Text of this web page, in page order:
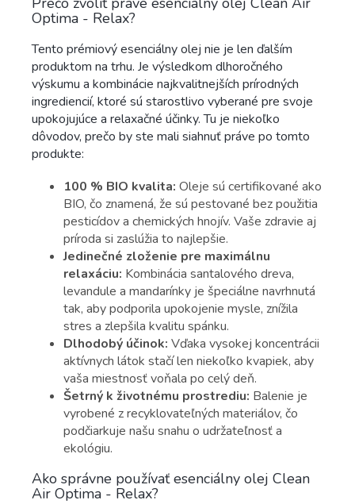
Optima - Relax?
Tento prémiový esenciálny olej nie je len ďalším
produktom na trhu. Je výsledkom dlhoročného
výskumu a kombinácie najkvalitnejších prírodných
ingrediencií, ktoré sú starostlivo vyberané pre svoje
upokojujúce a relaxačné účinky. Tu je niekoľko
dôvodov, prečo by ste mali siahnuť práve po tomto
produkte:
100 % BIO kvalita: Oleje sú certifikované ako
BIO, čo znamená, že sú pestované bez použitia
pesticídov a chemických hnojív. Vaše zdravie aj
príroda si zaslúžia to najlepšie.
Jedinečné zloženie pre maximálnu
relaxáciu: Kombinácia santalového dreva,
levandule a mandarínky je špeciálne navrhnutá
tak, aby podporila upokojenie mysle, znížila
stres a zlepšila kvalitu spánku.
Dlhodobý účinok: Vďaka vysokej koncentrácii
aktívnych látok stačí len niekoľko kvapiek, aby
vaša miestnosť voňala po celý deň.
Šetrný k životnému prostrediu: Balenie je
vyrobené z recyklovateľných materiálov, čo
podčiarkuje našu snahu o udržateľnosť a
ekológiu.
Ako správne používať esenciálny olej Clean
Air Optima - Relax?